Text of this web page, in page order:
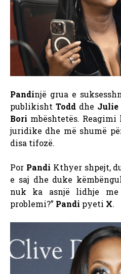
Pandinjë grua e
publikisht Todd dhe Julie
Bori mbështetës.
juridike dhe më shumë
disa tifozë.
Por Pandi Kthyer shpejt,
e saj dhe duke
nuk ka asnjë lidhje
problemi?” Pandi pyeti X.